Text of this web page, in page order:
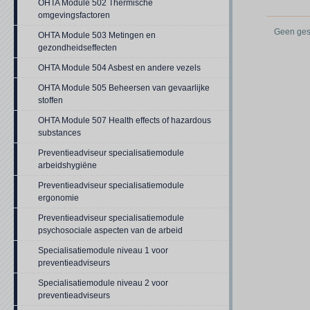
OHTA Module 502 Thermische
omgevingsfactoren
OHTA Module 503 Metingen en
gezondheidseffecten
OHTA Module 504 Asbest en andere vezels
OHTA Module 505 Beheersen van gevaarlijke
stoffen
OHTA Module 507 Health effects of hazardous
substances
Preventieadviseur specialisatiemodule
arbeidshygiëne
Preventieadviseur specialisatiemodule
ergonomie
Preventieadviseur specialisatiemodule
psychosociale aspecten van de arbeid
Specialisatiemodule niveau 1 voor
preventieadviseurs
Specialisatiemodule niveau 2 voor
preventieadviseurs
Geen